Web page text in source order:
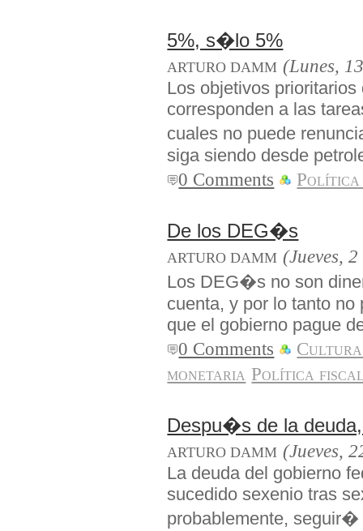
5%, s�lo 5%
ARTURO DAMM (Lunes,
Los objetivos
corresponden a las
cuales no puede
siga siendo desde
0 Comments
De los DEG�s
ARTURO DAMM (Jueves,
Los DEG�s no son
cuenta, y por lo tanto
que el gobierno pague
0 Comments
Cultura
monetaria Política
Despu�s de la
ARTURO DAMM (Jueves,
La deuda del gobierno
sucedido sexenio tras
probablemente,